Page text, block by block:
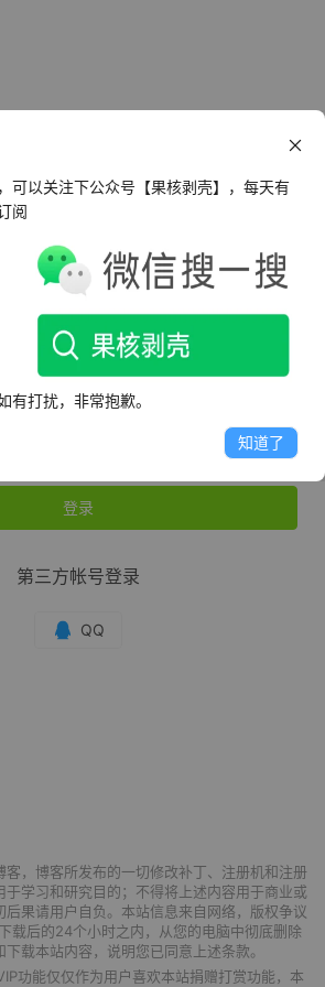
还没有帐号？ 立即注册
忘记密码？
登录
第三方帐号登录
客，博客所发布的一切修改补丁、注册机和注册
学习和研究目的；不得将上述内容用于商业或
后果请用户自负。本站信息来自网络，版权争议
载后的24个小时之内，从您的电脑中彻底删除
下载本站内容，说明您已同意上述条款。
功能仅仅作为用户喜欢本站捐赠打赏功能，本
可以关注下公众号【果核剥壳】，每天有
阅
有打扰，非常抱歉。
知道了